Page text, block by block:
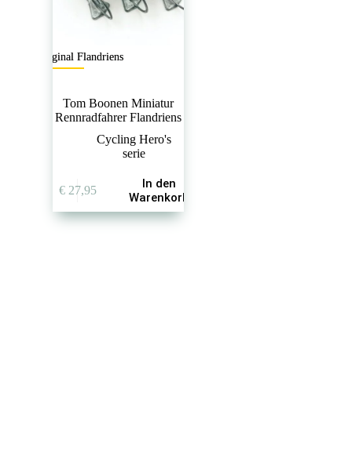
Original Flandriens
Tom Boonen Miniatur
Rennradfahrer Flandriens
Cycling Hero's
serie
€27,95
In den
Warenkorb